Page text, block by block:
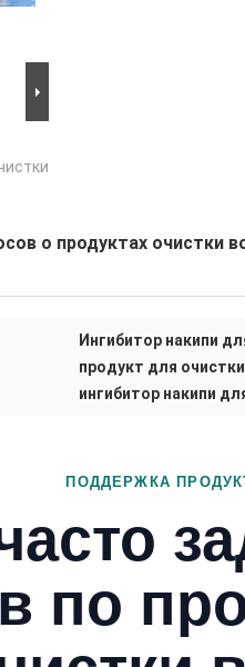
о продуктах очистки
Ингибитор накипи
продукт для
ингибитор накипи
ПОДДЕРЖКА
по